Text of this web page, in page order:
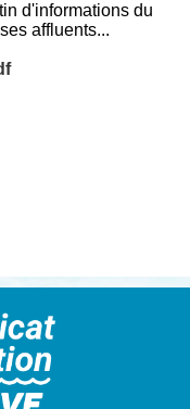
d'informations du
affluents...